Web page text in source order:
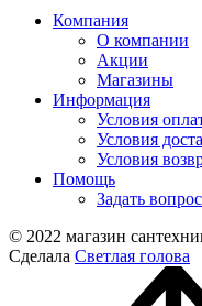
Компания
О компании
Акции
Магазины
Информация
Условия
Условия
Условия
Помощь
Задать вопрос
© 2022 магазин
Сделала Светлая голова